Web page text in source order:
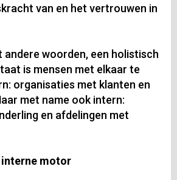
van en het vertrouwen in
andere woorden, een holistisch
is mensen met elkaar te
organisaties met klanten en
met name ook intern:
en afdelingen met
motor